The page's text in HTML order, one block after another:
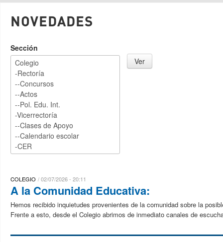
NOVEDADES
Sección
COLEGIO 02/07/2026 - 20:11
A la Comunidad Educativa:
Hemos recibido inquietudes provenientes de la comunidad sobre la
Frente a esto, desde el Colegio abrimos de inmediato canales de